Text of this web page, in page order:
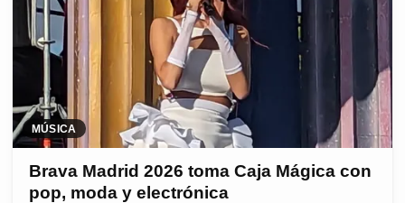
MÚSICA
Brava Madrid 2026 toma Caja Mágica con
pop, moda y electrónica